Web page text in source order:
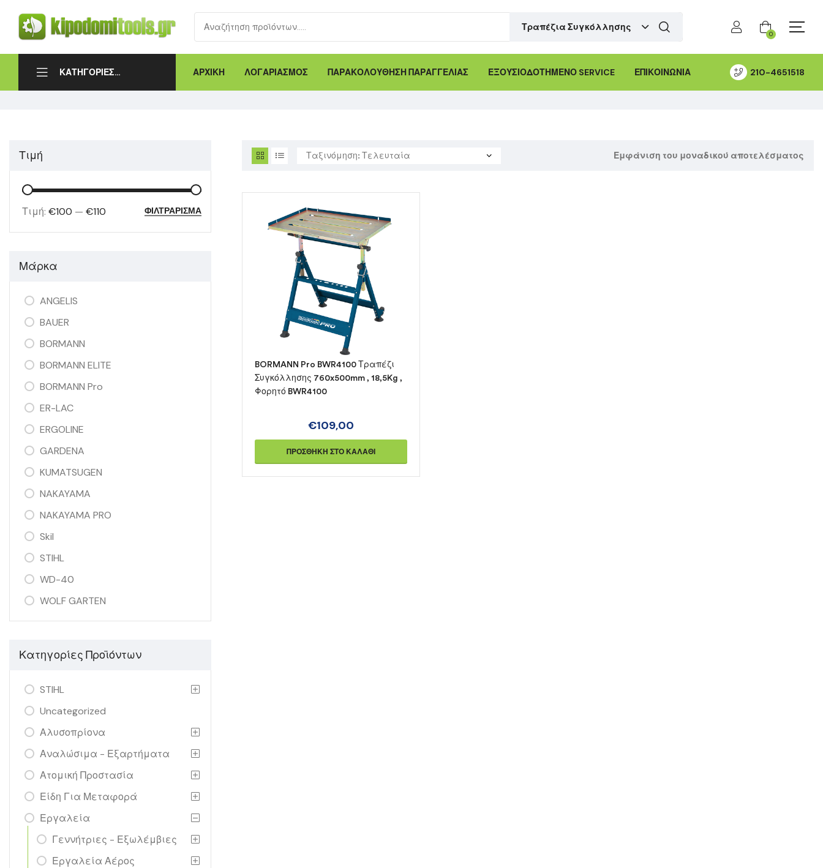
Τραπέζια Συγκόλλησης
0
ΚΑΤΗΓΟΡΙΕΣ ΑΡΧΙΚΗ ΛΟΓΑΡΙΑΣΜΟΣ ΠΑΡΑΚΟΛΟΥΘΗΣΗ ΠΑΡΑΓΓΕΛΙΑΣ ΕΞΟΥΣΙΟΔΟΤΗΜΕΝΟ SERVICE ΕΠΙΚΟΙΝΩΝΙΑ 210-4651518
Εμφάνιση του μοναδικού αποτελέσματος
BORMANN Pro BWR4100 Τραπέζι
Συγκόλλησης 760x500mm , 18,5Kg ,
Φορητό BWR4100
€109,00
ΠΡΟΣΘΉΚΗ ΣΤΟ ΚΑΛΆΘΙ
Τιμή
ΦΙΛΤΡΆΡΙΣΜΑ
Τιμή: €100 — €110
Μάρκα
ANGELIS
BAUER
BORMANN
BORMANN ELITE
BORMANN Pro
ER-LAC
ERGOLINE
GARDENA
KUMATSUGEN
NAKAYAMA
NAKAYAMA PRO
Skil
STIHL
WD-40
WOLF GARTEN
Κατηγορίες Προϊόντων
STIHL
Uncategorized
Αλυσοπρίονα
Αναλώσιμα - Εξαρτήματα
Ατομική Προστασία
Είδη Για Μεταφορά
Εργαλεία
Γεννήτριες - Εξωλέμβιες
Εργαλεία Αέρος